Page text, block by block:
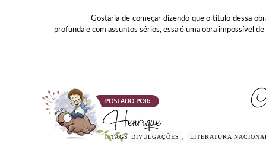
Gostaria de começar dizendo que o título dessa obra
profunda e com assuntos sérios, essa é uma obra impossível
TAGS DIVULGAÇÕES LITERATURA